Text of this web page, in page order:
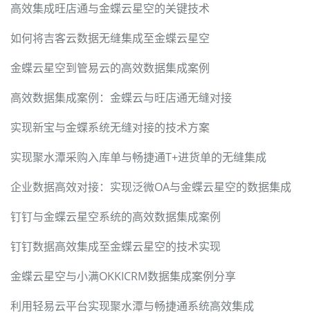
高效集成旺店通与金蝶云星空的关键技术
如何将吉客云数据无缝集成至金蝶云星空
金蝶云星空到管易云的高效数据集成案例
高效数据集成案例：金蝶云与旺店通无缝对接
实现新宝与金蝶系统无缝对接的技术方案
实现聚水潭采购入库单与畅捷通T+进货单的无缝集成
企业数据高效对接：实现泛微OA与金蝶云星空的数据集成
钉钉与金蝶云星空系统的高效数据集成案例
钉钉数据高效集成至金蝶云星空的技术实现
金蝶云星空与小满OKKICRM数据集成案例分享
利用轻易云平台实现聚水潭与畅捷通系统高效集成